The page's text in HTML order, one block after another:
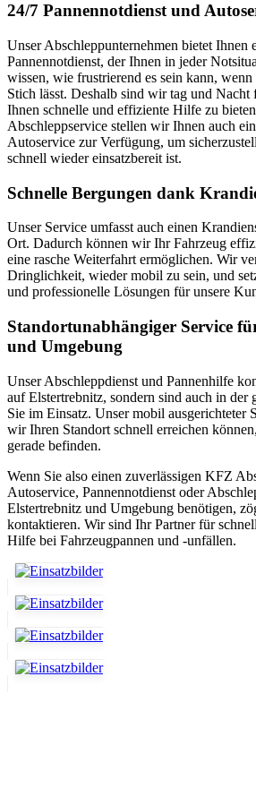
24/7 Pannennotdienst und
Unser Abschleppunternehmen bietet Ihnen
Pannennotdienst, der Ihnen in jeder
wissen, wie frustrierend es sein kann,
Stich lässt. Deshalb sind wir tag und Nacht
Ihnen schnelle und effiziente Hilfe zu
Abschleppservice stellen wir Ihnen auch
Autoservice zur Verfügung, um
schnell wieder einsatzbereit ist.
Schnelle Bergungen dank
Unser Service umfasst auch einen
Ort. Dadurch können wir Ihr Fahrzeug
eine rasche Weiterfahrt ermöglichen. Wir
Dringlichkeit, wieder mobil zu sein, und
und professionelle Lösungen für unsere
Standortunabhängiger Service
und Umgebung
Unser Abschleppdienst und Pannenhilfe
auf Elstertrebnitz, sondern sind auch in der
Sie im Einsatz. Unser mobil ausgerichteter
wir Ihren Standort schnell erreichen
gerade befinden.
Wenn Sie also einen zuverlässigen KFZ
Autoservice, Pannennotdienst oder
Elstertrebnitz und Umgebung benötigen,
kontaktieren. Wir sind Ihr Partner für
Hilfe bei Fahrzeugpannen und -unfällen.